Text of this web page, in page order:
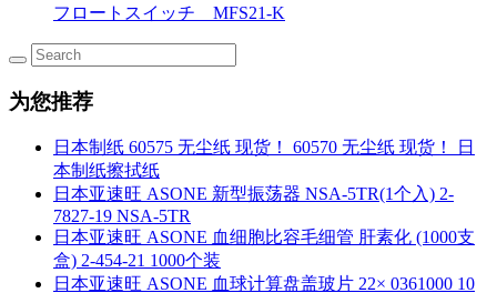
フロートスイッチ MFS21-K
为您推荐
日本制纸 60575 无尘纸 现货！ 60570 无尘纸 现货！ 日
本制纸擦拭纸
日本亚速旺 ASONE 新型振荡器 NSA-5TR(1个入) 2-
7827-19 NSA-5TR
日本亚速旺 ASONE 血细胞比容毛细管 肝素化 (1000支
盒) 2-454-21 1000个装
日本亚速旺 ASONE 血球计算盘盖玻片 22× 0361000 10